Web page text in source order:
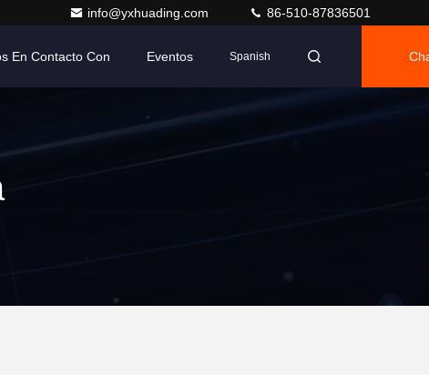
info@yxhuading.com 86-510-87836501
En Contacto Con Eventos Spanish